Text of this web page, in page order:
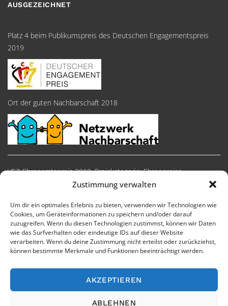
Zustimmung verwalten
Um dir ein optimales Erlebnis zu bieten, verwenden wir Technologien wie
Cookies, um Geräteinformationen zu speichern und/oder darauf
zuzugreifen. Wenn du diesen Technologien zustimmst, können wir Daten
wie das Surfverhalten oder eindeutige IDs auf dieser Website
verarbeiten. Wenn du deine Zustimmung nicht erteilst oder zurückziehst,
können bestimmte Merkmale und Funktionen beeinträchtigt werden.
AKZEPTIEREN
ABLEHNEN
AUSGEZEICHNET
Platz 4 beim Publikumspreis des Deutschen Engagementspreis
2019
Ort der guten Nachbarschaft 2018
VEZ-Ehrenamtspreis 2018, Preiskategorie: Ehrenpreise
Impressum Cookie-Richtlinie Datenschutzerklärung